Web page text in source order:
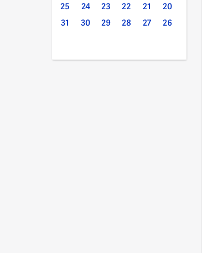
20
21
22
23
24
25
26
27
28
29
30
31